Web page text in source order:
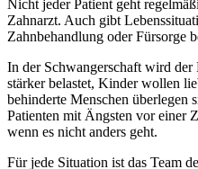
Nicht jeder Patient geht
Zahnarzt. Auch gibt
Zahnbehandlung oder Fürsorge
In der Schwangerschaft wird
stärker belastet, Kinder wollen
behinderte Menschen überlegen
Patienten mit Ängsten vor einer
wenn es nicht anders geht.
Für jede Situation ist das Team